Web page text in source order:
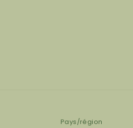
Pays/région